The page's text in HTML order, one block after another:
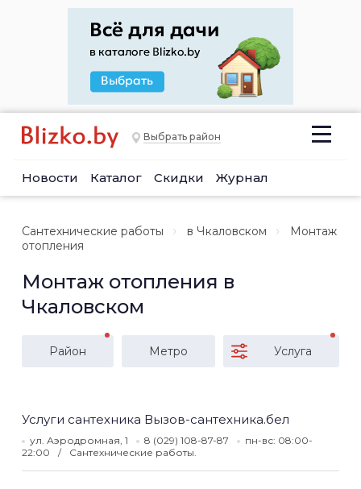
Выбрать район
Новости Каталог Скидки Журнал
Сантехнические работы в Чкаловском
Монтаж
отопления
Монтаж отопления в
Чкаловском
Район Метро Услуга
Услуги сантехника Вызов-сантехника.бел
ул. Аэродромная, 1 8 (029) 108-87-87
пн-вс: 08:00-
22:00
Сантехнические работы.